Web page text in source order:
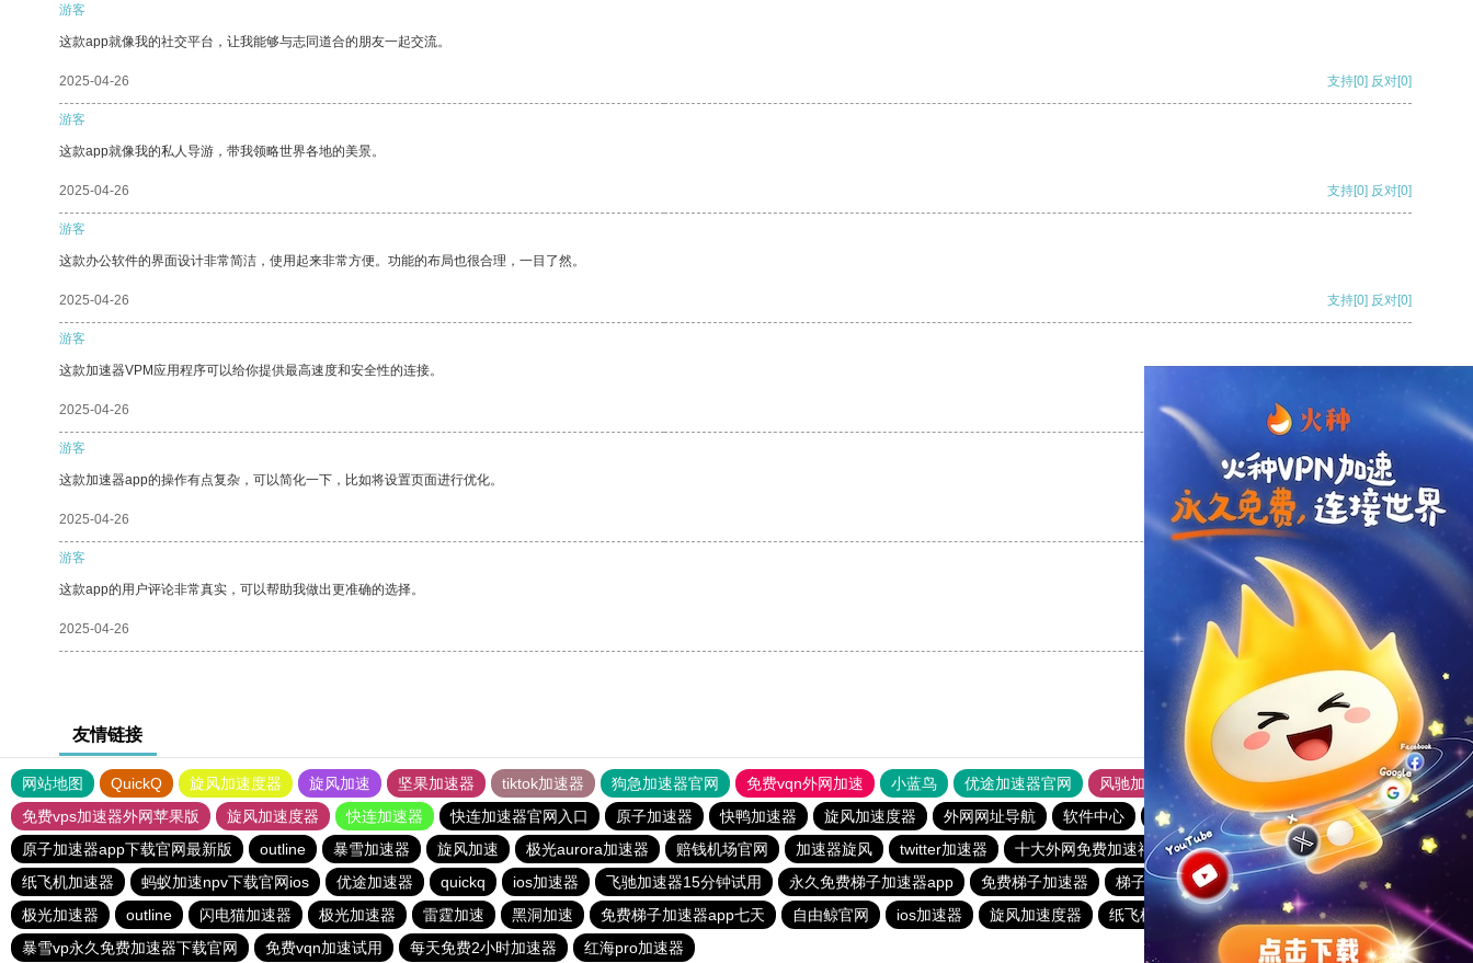
游客
这款app就像我的社交平台，让我能够与志同道合的朋友一起交流。
2025-04-26 支持[0] 反对[0]
游客
这款app就像我的私人导游，带我领略世界各地的美景。
2025-04-26 支持[0] 反对[0]
游客
这款办公软件的界面设计非常简洁，使用起来非常方便。功能的布局也很合理，一目了然。
2025-04-26 支持[0] 反对[0]
游客
这款加速器VPM应用程序可以给你提供最高速度和安全性的连接。
2025-04-26 支持
游客
这款加速器app的操作有点复杂，可以简化一下，比如将设置页面进行优化。
2025-04-26 支持[0] 反对[0]
游客
这款app的用户评论非常真实，可以帮助我做出更准确的选择。
2025-04-26 支持[0] 反对[0]
友情链接
网站地图 QuickQ 旋风加速度器 旋风加速 坚果加速器 tiktok加速器 狗急加速器官网 免费vqn外网加速 小蓝鸟 优途加速器官网 风驰加速器
旋风加速器
免费vps加速器外网苹果版
旋风加速度器 快连加速器 快连加速器官网入口 原子加速器 快鸭加速器 旋风加速度器 外网网址导航 软件中心 雷霆加速 狂飙加速器
哔咔漫画
原子加速器app下载官网最新版
outline 暴雪加速器 旋风加速 极光aurora加速器 赔钱机场官网 加速器旋风 twitter加速器 十大外网免费加速神器 快鸭加速器app
猴王加速器
纸飞机加速器
蚂蚁加速npv下载官网ios 优途加速器 quickq ios加速器 飞驰加速器15分钟试用 永久免费梯子加速器app 免费梯子加速器 梯子软件免费 夏时国际加速器
outline
极光加速器
outline 闪电猫加速器 极光加速器 雷霆加速 黑洞加速 免费梯子加速器app七天 自由鲸官网 ios加速器 旋风加速度器 纸飞机加速器 雷轰官网加速器
安易加速器
暴雪vp永久免费加速器下载官网
免费vqn加速试用 每天免费2小时加速器 红海pro加速器